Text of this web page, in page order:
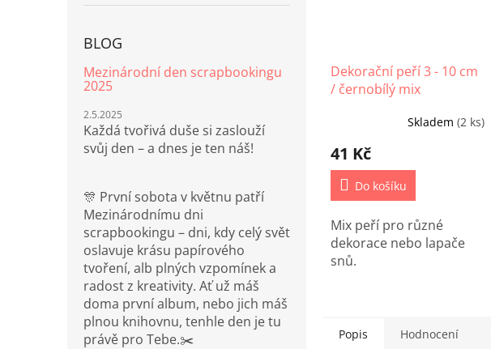
BLOG
Mezinárodní den scrapbookingu
2025
2.5.2025
Každá tvořivá duše si zaslouží
svůj den – a dnes je ten náš!
🎊 První sobota v květnu patří
Mezinárodnímu dni
scrapbookingu – dni, kdy celý svět
oslavuje krásu papírového
tvoření, alb plných vzpomínek a
radost z kreativity. Ať už máš
doma první album, nebo jich máš
plnou knihovnu, tenhle den je tu
právě pro Tebe.✂️
Dekorační peří 3 - 10 cm
/ černobílý mix
Skladem (2 ks)
41 Kč
Do košíku
Mix peří pro různé
dekorace nebo lapače
snů.
Popis Hodnocení